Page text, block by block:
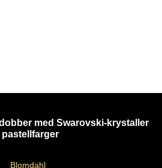
med Swarovski-krystaller
pastellfarger
Blomdahl